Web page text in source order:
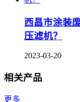
西昌市涂装
压滤机？
2023-03-20
相关产品
更多